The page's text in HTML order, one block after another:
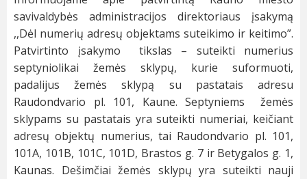
savivaldybės administracijos direktoriaus įsakymą
,,Dėl numerių adresų objektams suteikimo ir keitimo”.
Patvirtinto įsakymo tikslas – suteikti numerius
septyniolikai žemės sklypų, kurie suformuoti,
padalijus žemės sklypą su pastatais adresu
Raudondvario pl. 101, Kaune. Septyniems žemės
sklypams su pastatais yra suteikti numeriai, keičiant
adresų objektų numerius, tai Raudondvario pl. 101,
101A, 101B, 101C, 101D, Brastos g. 7 ir Betygalos g. 1,
Kaunas. Dešimčiai žemės sklypų yra suteikti nauji